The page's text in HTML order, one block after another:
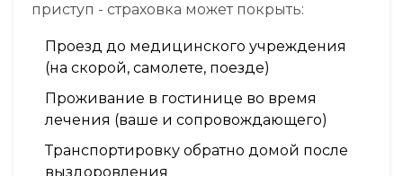
приступ - страховка может покрыть:
Проезд до медицинского учреждения
(на скорой, самолете, поезде)
Проживание в гостинице во время
лечения (ваше и сопровождающего)
Транспортировку обратно домой после
выздоровления